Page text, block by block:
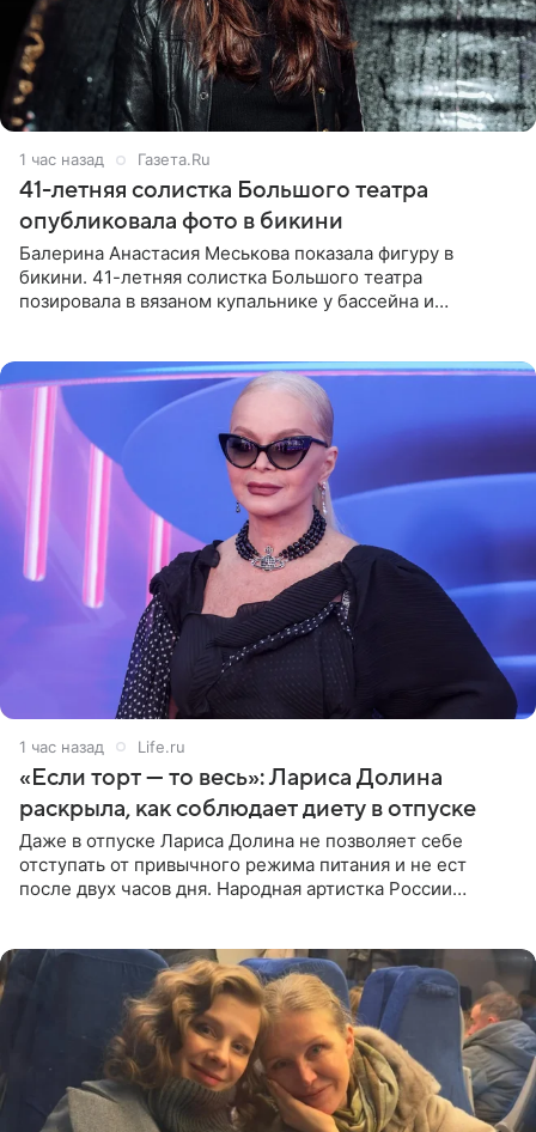
1 час назад Газета.Ru
41-летняя солистка Большого театра
опубликовала фото в бикини
Балерина Анастасия Меськова показала фигуру в
бикини. 41-летняя солистка Большого театра
позировала в вязаном купальнике у бассейна и
1 час назад Life.ru
«Если торт — то весь»: Лариса Долина
раскрыла, как соблюдает диету в отпуске
Даже в отпуске Лариса Долина не позволяет себе
отступать от привычного режима питания и не ест
после двух часов дня. Народная артистка России